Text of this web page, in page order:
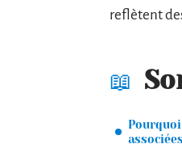
reflètent